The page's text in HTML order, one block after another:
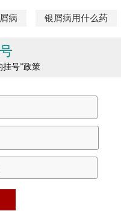
病 银屑病用什么药
挂号”政策